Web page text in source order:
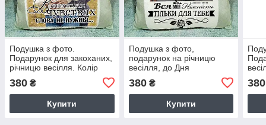
Подушка з фото.
Подарунок для закоханих,
річницю весілля. Колір
380 ₴
Купити
Подушка з фото,
подарунок на річницю
весілля, до Дня
Закоханих. Колір подушки
- сірий
380₴
Купити
380